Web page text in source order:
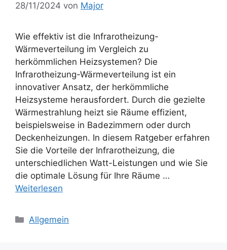
28/11/2024 von Major
Wie effektiv ist die Infrarotheizung-
Wärmeverteilung im Vergleich zu
herkömmlichen Heizsystemen? Die
Infrarotheizung-Wärmeverteilung ist ein
innovativer Ansatz, der herkömmliche
Heizsysteme herausfordert. Durch die gezielte
Wärmestrahlung heizt sie Räume effizient,
beispielsweise in Badezimmern oder durch
Deckenheizungen. In diesem Ratgeber erfahren
Sie die Vorteile der Infrarotheizung, die
unterschiedlichen Watt-Leistungen und wie Sie
die optimale Lösung für Ihre Räume …
Weiterlesen
Kategorien
Allgemein